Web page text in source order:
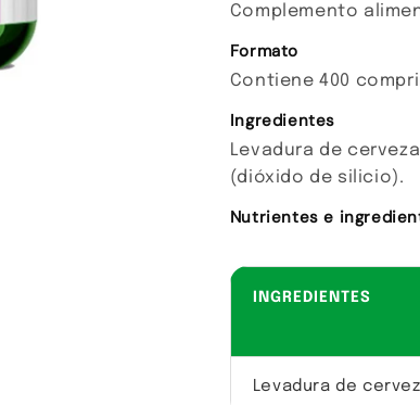
Complemento
Formato
Contiene 400
Ingredientes
Levadura de
(dióxido de silicio).
Nutrientes e
INGREDIENTES
Levadura de